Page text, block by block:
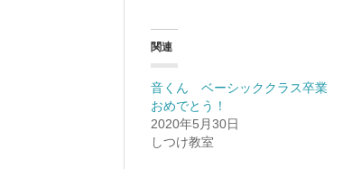
関連
音くん ベーシッククラス卒業
おめでとう！
2020年5月30日
しつけ教室